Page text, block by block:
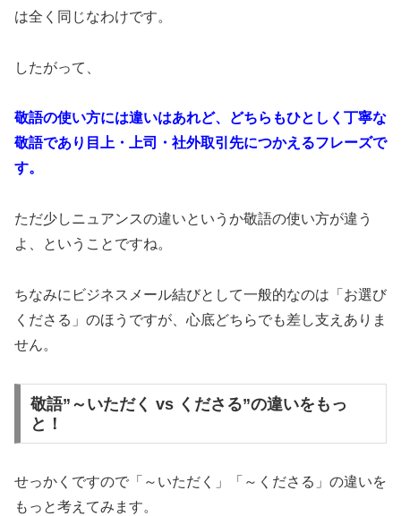
は全く同じなわけです。
したがって、
敬語の使い方には違いはあれど、どちらもひとしく丁寧な
敬語であり目上・上司・社外取引先につかえるフレーズで
す。
ただ少しニュアンスの違いというか敬語の使い方が違う
よ、ということですね。
ちなみにビジネスメール結びとして一般的なのは「お選び
くださる」のほうですが、心底どちらでも差し支えありま
せん。
敬語”～いただく vs くださる”の違いをもっ
と！
せっかくですので「～いただく」「～くださる」の違いを
もっと考えてみます。